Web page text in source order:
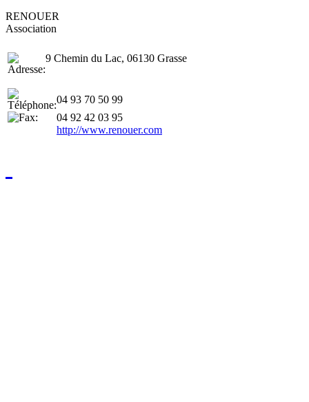
RENOUER
Association
9 Chemin du Lac, 06130 Grasse
04 93 70 50 99
04 92 42 03 95
http://www.renouer.com